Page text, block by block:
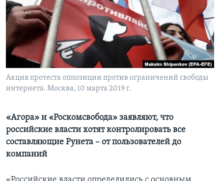
Learning English
СОЦИАЛЬНЫЕ СЕТИ
Языки
Акция протеста оппозиции против ограничений свободы
интернета. Москва, 10 марта 2019 г.
«Агора» и «Роскомсвобода» заявляют, что
российские власти хотят контролировать все
составляющие Рунета – от пользователей до
компаний